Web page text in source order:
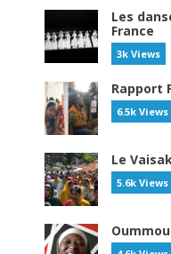
Les
France
3k Views
Rapport
6.5k Views
Le
5.6k Views
Oummou